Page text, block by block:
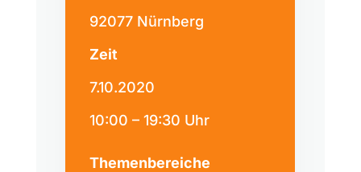
92077 Nürnberg
Zeit
7.10.2020
10:00 – 19:30 Uhr
Themenbereiche